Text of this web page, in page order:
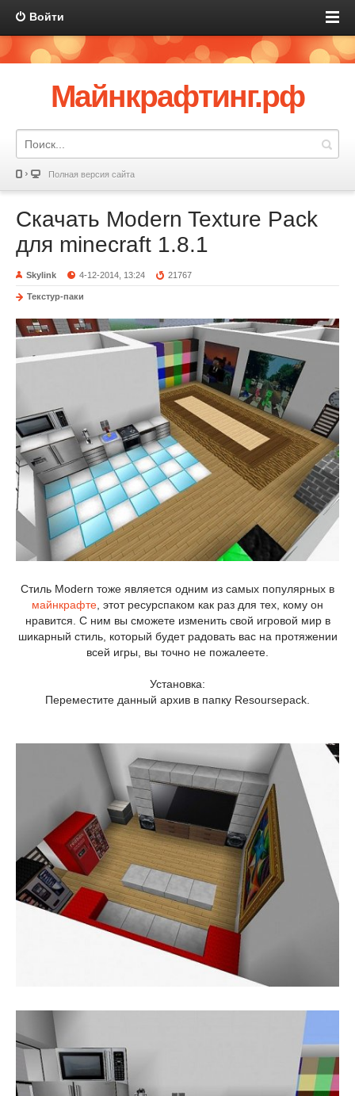
Войти
Майнкрафтинг.рф
Полная версия сайта
Скачать Modern Texture Pack
для minecraft 1.8.1
Skylink 4-12-2014, 13:24 21767
Текстур-паки
Стиль Modern тоже является одним из самых популярных в
майнкрафте, этот ресурспаком как раз для тех, кому он
нравится. С ним вы сможете изменить свой игровой мир в
шикарный стиль, который будет радовать вас на протяжении
всей игры, вы точно не пожалеете.
Установка:
Переместите данный архив в папку Resoursepack.